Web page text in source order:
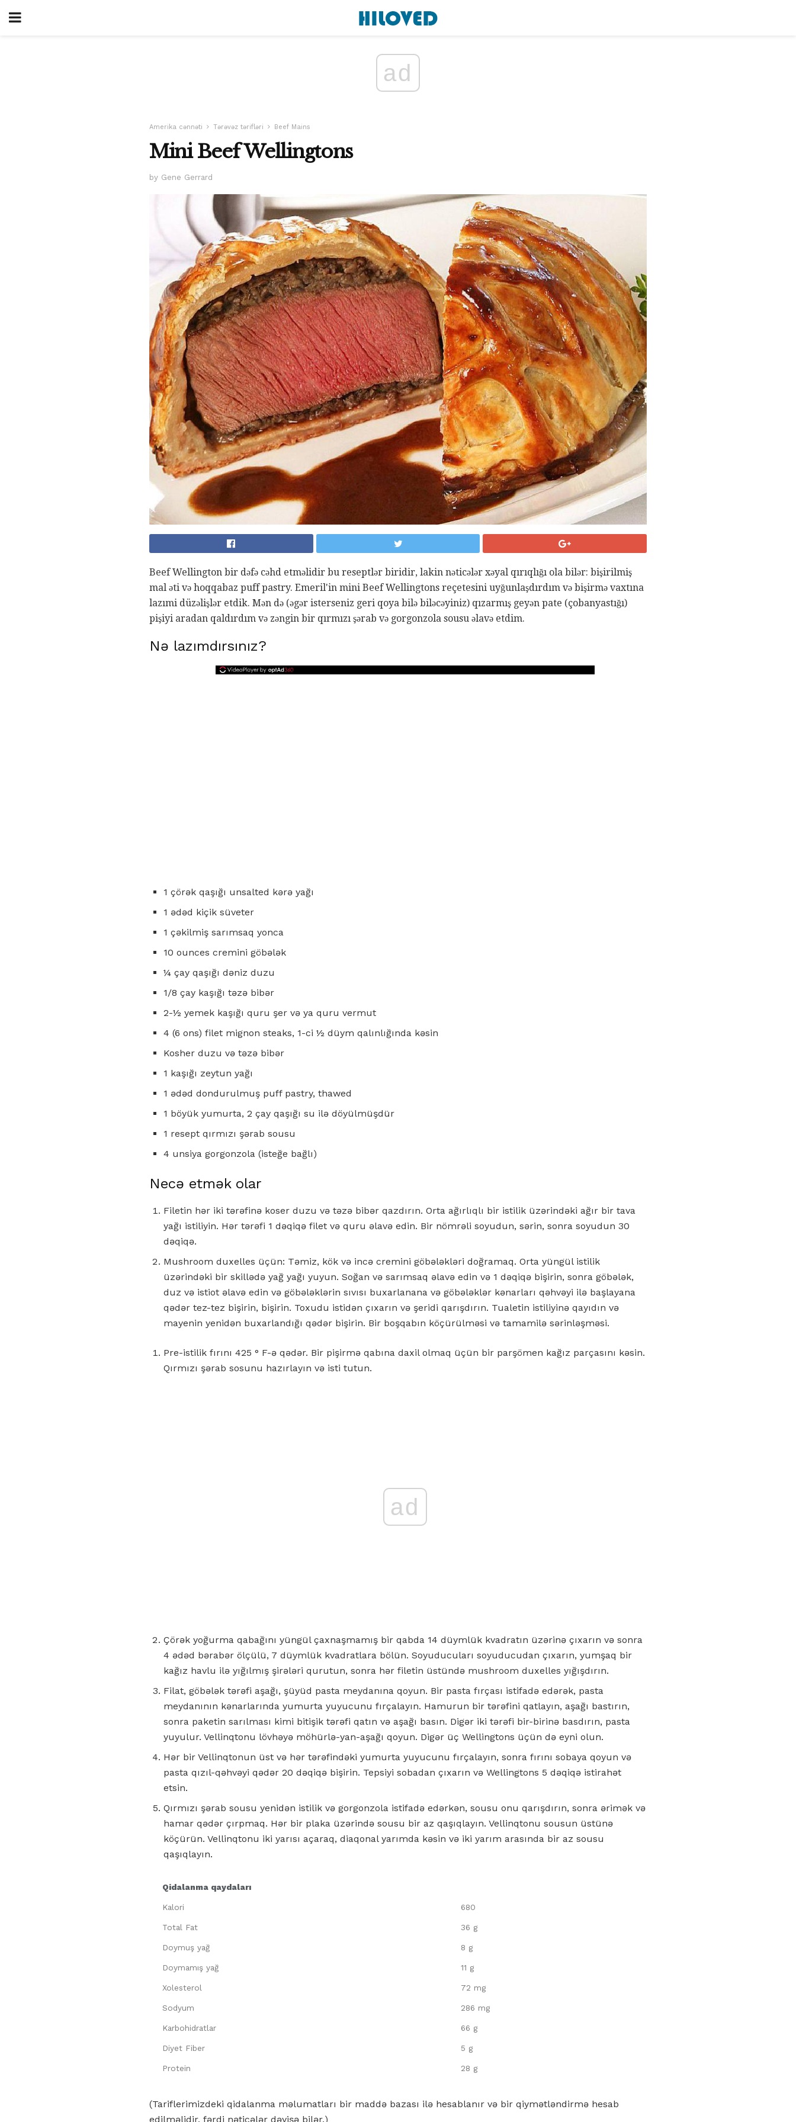
ad
Amerika cənnəti Tərəvəz tərifləri Beef Mains
Mini Beef Wellingtons
by Gene Gerrard
Beef Wellington bir dəfə cəhd etməlidir bu reseptlər biridir, lakin nəticələr xəyal qırıqlığı ola bilər: bişirilmiş
mal əti və hoqqabaz puff pastry. Emeril'in mini Beef Wellingtons reçetesini uyğunlaşdırdım və bişirmə vaxtına
lazımi düzəlişlər etdik. Mən də (əgər isterseniz geri qoya bilə biləcəyiniz) qızarmış geyən pate (çobanyastığı)
pişiyi aradan qaldırdım və zəngin bir qırmızı şərab və gorgonzola sousu əlavə etdim.
Nə lazımdırsınız?
1 çörək qaşığı unsalted kərə yağı
1 ədəd kiçik süveter
1 çəkilmiş sarımsaq yonca
10 ounces cremini göbələk
¼ çay qaşığı dəniz duzu
1/8 çay kaşığı təzə bibər
2-½ yemek kaşığı quru şer və ya quru vermut
4 (6 ons) filet mignon steaks, 1-ci ½ düym qalınlığında kəsin
Kosher duzu və təzə bibər
1 kaşığı zeytun yağı
1 ədəd dondurulmuş puff pastry, thawed
1 böyük yumurta, 2 çay qaşığı su ilə döyülmüşdür
1 resept qırmızı şərab sousu
4 unsiya gorgonzola (isteğe bağlı)
Necə etmək olar
Filetin hər iki tərəfinə koser duzu və təzə bibər qazdırın. Orta ağırlıqlı bir istilik üzərindəki ağır bir tava
yağı istiliyin. Hər tərəfi 1 dəqiqə filet və quru əlavə edin. Bir nömrəli soyudun, sərin, sonra soyudun 30
dəqiqə.
Mushroom duxelles üçün: Təmiz, kök və incə cremini göbələkləri doğramaq. Orta yüngül istilik
üzərindəki bir skillədə yağ yağı yuyun. Soğan və sarımsaq əlavə edin və 1 dəqiqə bişirin, sonra göbələk,
duz və istiot əlavə edin və göbələklərin sıvısı buxarlanana və göbələklər kənarları qəhvəyi ilə başlayana
qədər tez-tez bişirin, bişirin. Toxudu istidən çıxarın və şeridi qarışdırın. Tualetin istiliyinə qayıdın və
mayenin yenidən buxarlandığı qədər bişirin. Bir boşqabın köçürülməsi və tamamilə sərinləşməsi.
Pre-istilik fırını 425 ° F-ə qədər. Bir pişirmə qabına daxil olmaq üçün bir parşömen kağız parçasını kəsin.
Qırmızı şərab sosunu hazırlayın və isti tutun.
ad
Çörək yoğurma qabağını yüngül çaxnaşmamış bir qabda 14 düymlük kvadratın üzərinə çıxarın və sonra
4 ədəd bərabər ölçülü, 7 düymlük kvadratlara bölün. Soyuducuları soyuducudan çıxarın, yumşaq bir
kağız havlu ilə yığılmış şirələri qurutun, sonra hər filetin üstündə mushroom duxelles yığışdırın.
Filat, göbələk tərəfi aşağı, şüyüd pasta meydanına qoyun. Bir pasta fırçası istifadə edərək, pasta
meydanının kənarlarında yumurta yuyucunu fırçalayın. Hamurun bir tərəfini qatlayın, aşağı bastırın,
sonra paketin sarılması kimi bitişik tərəfi qatın və aşağı basın. Digər iki tərəfi bir-birinə basdırın, pasta
yuyulur. Vellinqtonu lövhəyə möhürlə-yan-aşağı qoyun. Digər üç Wellingtons üçün də eyni olun.
Hər bir Vellinqtonun üst və hər tərəfindəki yumurta yuyucunu fırçalayın, sonra fırını sobaya qoyun və
pasta qızıl-qəhvəyi qədər 20 dəqiqə bişirin. Tepsiyi sobadan çıxarın və Wellingtons 5 dəqiqə istirahət
etsin.
Qırmızı şərab sousu yenidən istilik və gorgonzola istifadə edərkən, sousu onu qarışdırın, sonra ərimək və
hamar qədər çırpmaq. Hər bir plaka üzərində sousu bir az qaşıqlayın. Vellinqtonu sousun üstünə
köçürün. Vellinqtonu iki yarısı açaraq, diaqonal yarımda kəsin və iki yarım arasında bir az sousu
qaşıqlayın.
Qidalanma qaydaları
Kalori 680
Total Fat 36 g
Doymuş yağ 8 g
Doymamış yağ 11 g
Xolesterol 72 mg
Sodyum 286 mg
Karbohidratlar 66 g
Diyet Fiber 5 g
Protein 28 g
(Tariflerimizdeki qidalanma məlumatları bir maddə bazası ilə hesablanır və bir qiymətləndirmə hesab
edilməlidir, fərdi nəticələr dəyişə bilər.)